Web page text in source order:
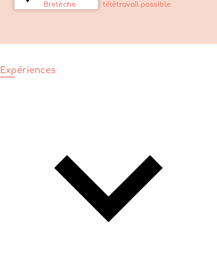
Bretèche
télétravail possible
Expériences